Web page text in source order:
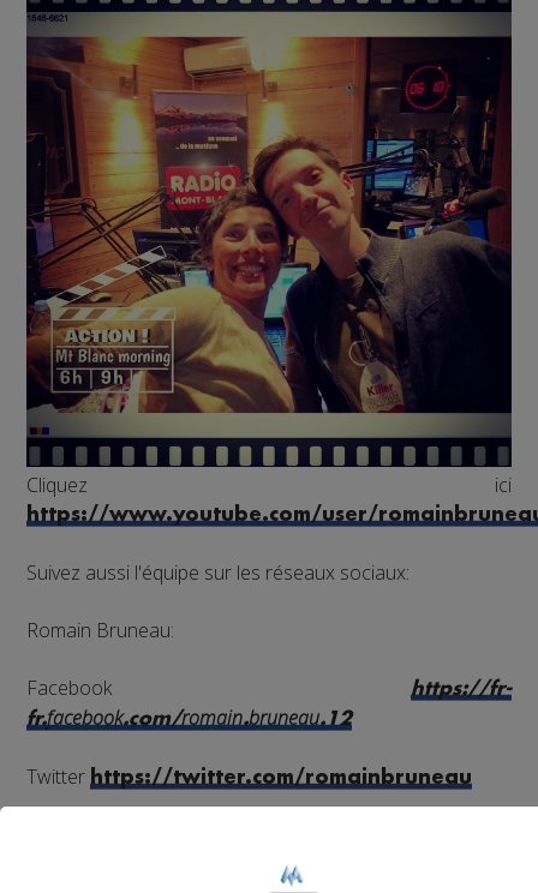
Cliquez ici
https://www.youtube.com/user/
Suivez aussi l'équipe sur les réseaux sociaux:
Romain Bruneau:
Facebook
https://fr-
fr.facebook.com/romain.bruneau.12
Twitterhttps://twitter.com/romainbruneau